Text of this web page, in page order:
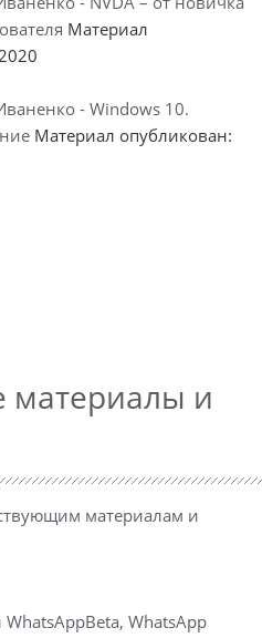
Материал
- Windows 10.
Материал опубликован:
материалы и
материалам и
WhatsApp